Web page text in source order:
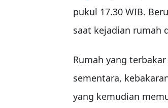
pukul 17.30 WIB.
saat kejadian rumah
Rumah yang
sementara,
yang kemudian